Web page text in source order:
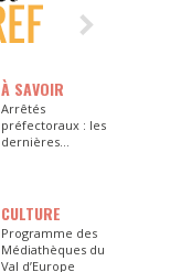
À SAVOIR
Arrêtés
préfectoraux : les
dernières
CULTURE
Programme des
Médiathèques du
Val d’Europe